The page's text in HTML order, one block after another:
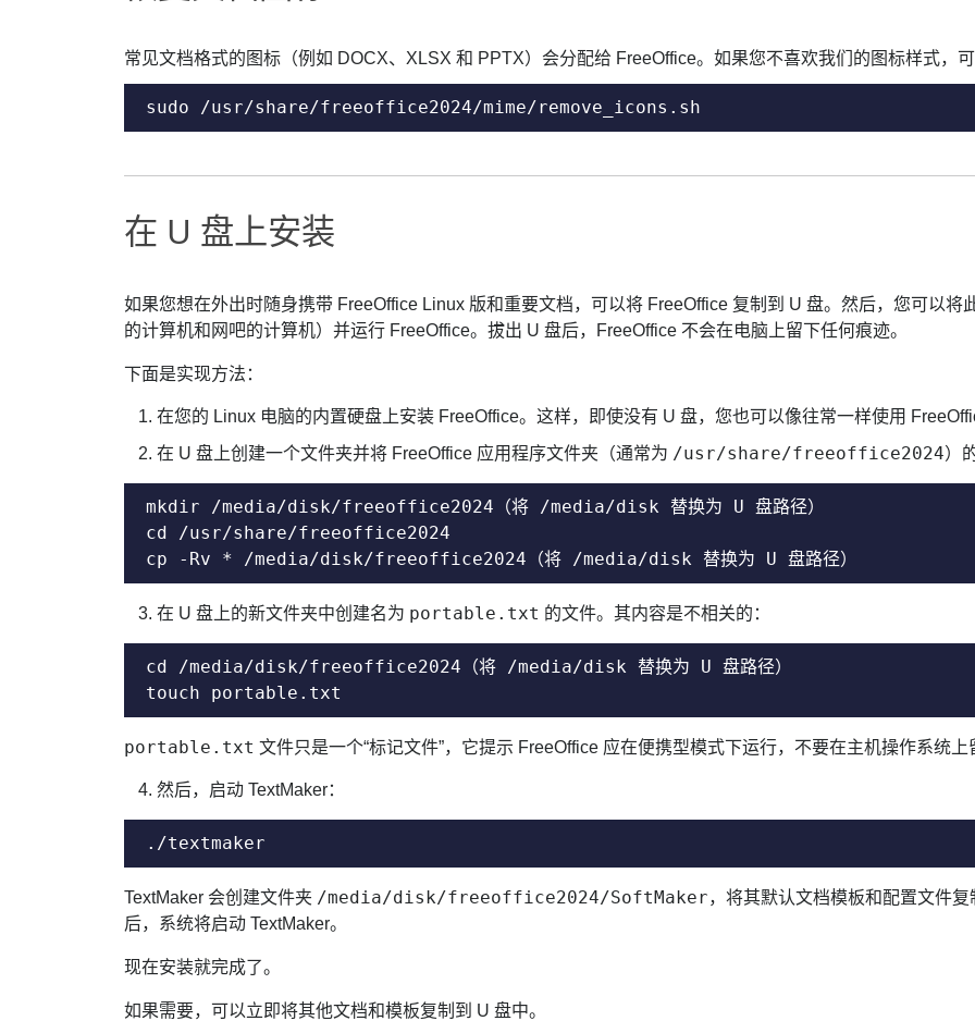
常见文档格式的图标（例如 DOCX、XLSX 和 PPTX）会分配给 FreeOffice。如果您不喜欢我们的图标样式，
sudo /usr/share/freeoffice2024/mime/remove_icons.sh
在 U 盘上安装
如果您想在外出时随身携带 FreeOffice Linux 版和重要文档，可以将 FreeOffice 复制到 U 盘。然后，您可以
的计算机和网吧的计算机）并运行 FreeOffice。拔出 U 盘后，FreeOffice 不会在电脑上留下任何痕迹。
下面是实现方法：
在您的 Linux 电脑的内置硬盘上安装 FreeOffice。这样，即使没有 U 盘，您也可以像往常一样使用
在 U 盘上创建一个文件夹并将 FreeOffice 应用程序文件夹（通常为 /usr/share/freeoffice2024）
mkdir /media/disk/freeoffice2024（将 /media/disk 替换为 U 盘路径）
cd /usr/share/freeoffice2024
cp -Rv * /media/disk/freeoffice2024（将 /media/disk 替换为 U 盘路径）
在 U 盘上的新文件夹中创建名为 portable.txt 的文件。其内容是不相关的：
cd /media/disk/freeoffice2024（将 /media/disk 替换为 U 盘路径）
touch portable.txt
portable.txt 文件只是一个“标记文件”，它提示 FreeOffice 应在便携型模式下运行，不要在主机操作系统
然后，启动 TextMaker：
./textmaker
TextMaker 会创建文件夹 /media/disk/freeoffice2024/SoftMaker，将其默认文档模板和配置文件
后，系统将启动 TextMaker。
现在安装就完成了。
如果需要，可以立即将其他文档和模板复制到 U 盘中。